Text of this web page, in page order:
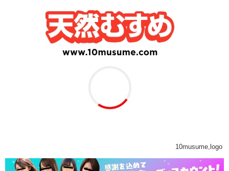
10musume,logo